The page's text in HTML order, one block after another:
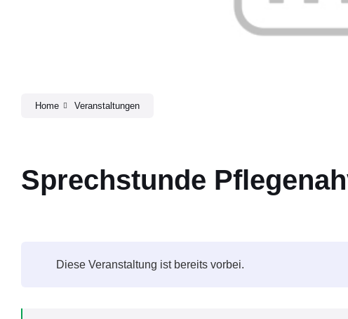
Home Veranstaltungen
Sprechstunde
Diese Veranstaltung ist bereits vorbei.